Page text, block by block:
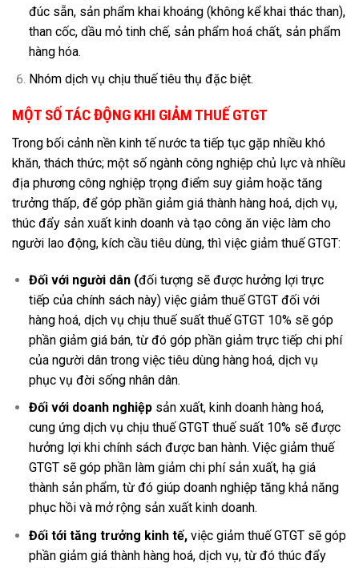
đúc sẵn, sản phẩm khai khoáng (không kể khai thác than),
than cốc, dầu mỏ tinh chế, sản phẩm hoá chất, sản phẩm
hàng hóa.
Nhóm dịch vụ chịu thuế tiêu thụ đặc biệt.
MỘT SỐ TÁC ĐỘNG KHI GIẢM THUẾ GTGT
Trong bối cảnh nền kinh tế nước ta tiếp tục gặp nhiều khó
khăn, thách thức; một số ngành công nghiệp chủ lực và nhiều
địa phương công nghiệp trọng điểm suy giảm hoặc tăng
trưởng thấp, để góp phần giảm giá thành hàng hoá, dịch vụ,
thúc đẩy sản xuất kinh doanh và tạo công ăn việc làm cho
người lao động, kích cầu tiêu dùng, thì việc giảm thuế GTGT:
Đối với người dân (đối tượng sẽ được hưởng lợi trực
tiếp của chính sách này) việc giảm thuế GTGT đối với
hàng hoá, dịch vụ chịu thuế suất thuế GTGT 10% sẽ góp
phần giảm giá bán, từ đó góp phần giảm trực tiếp chi phí
của người dân trong việc tiêu dùng hàng hoá, dịch vụ
phục vụ đời sống nhân dân.
Đối với doanh nghiệpsản xuất, kinh doanh hàng hoá,
cung ứng dịch vụ chịu thuế GTGT thuế suất 10% sẽ được
hưởng lợi khi chính sách được ban hành. Việc giảm thuế
GTGT sẽ góp phần làm giảm chi phí sản xuất, hạ giá
thành sản phẩm, từ đó giúp doanh nghiệp tăng khả năng
phục hồi và mở rộng sản xuất kinh doanh.
Đối tới tăng trưởng kinh tế,việc giảm thuế GTGT sẽ góp
phần giảm giá thành hàng hoá, dịch vụ, từ đó thúc đẩy